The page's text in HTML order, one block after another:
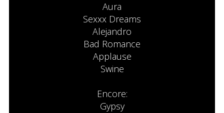
Aura
Sexxx Dreams
Alejandro
Bad Romance
Applause
Swine
Encore:
Gypsy